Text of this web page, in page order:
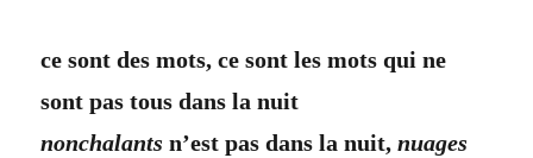
ce sont des mots, ce sont les mots qui ne
sont pas tous dans la nuit
nonchalants n’est pas dans la nuit,nuages